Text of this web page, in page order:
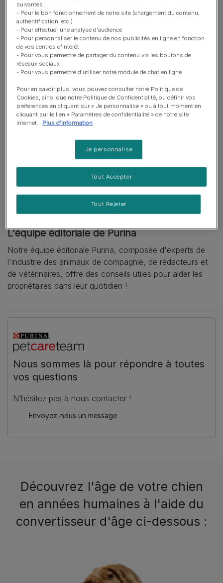
Cet article vous a-t-il été utile ?
Written by
L'équipe éditoriale de Purina
Notre équipe éditoriale Purina, composée d'experts de
l'industrie des animaux de compagnie, de rédacteurs et
de vétérinaires, offre des conseils utiles pour aider les
propriétaires dans leur quotidien !
Nous sommes là pour répondre à toutes
vos questions
N’hésitez pas à nous contacter !
Envoyez-nous un message
Découvrez l'âge de votre chien
en années humaines à l'aide du
convertisseur d'âge ci-dessous :
suivantes :
- Pour le bon fonctionnement de notre site (chargement du contenu,
authentification, etc.)
- Pour effectuer une analyse d'audience
- Pour personnaliser le contenu de nos publicités en ligne en fonction
de vos centres d'intérêt
- Pour vous permettre de partager du contenu via les boutons de
réseaux sociaux
- Pour vous permettre d'utiliser notre module de chat en ligne
Pour en savoir plus, vous pouvez consulter notre Politique de
Cookies, ainsi que notre Politique de Confidentialité, ou définir vos
préférences en cliquant sur « Je personnalise » ou à tout moment en
cliquant sur le lien « Paramètres de confidentialité » de notre site
internet.
Plus d'information
Je personnalise
Tout Rejeter
Tout Accepter